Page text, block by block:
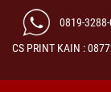
0819-
CS PRINT KAIN :